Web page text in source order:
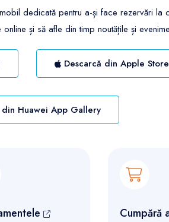
dedicată pentru a-și face rezervări la
și să afle din timp noutățile și
Descarcă din Apple Store
Huawei App Gallery
Cumpără